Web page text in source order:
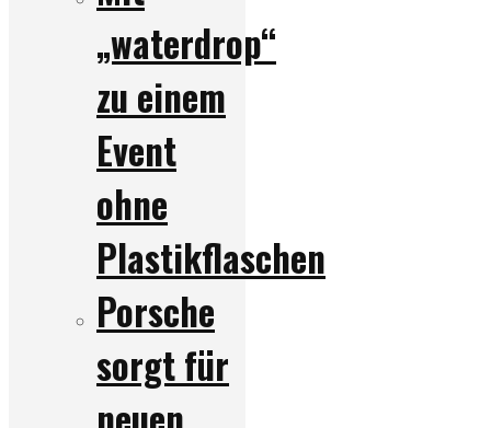
„waterdrop“
zu einem
Event
ohne
Plastikflaschen
Porsche
sorgt für